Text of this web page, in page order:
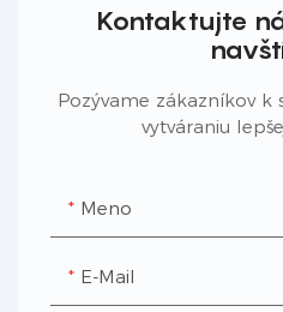
Kontaktujte
Pozývame zákazníkov
vytváraniu
Meno
E-Mail